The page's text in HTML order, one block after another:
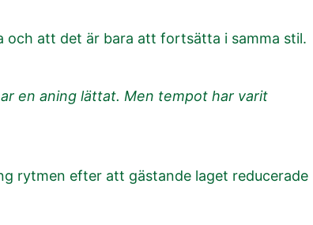
och att det är bara att fortsätta i samma stil.
en aning lättat. Men tempot har varit
rytmen efter att gästande laget reducerade